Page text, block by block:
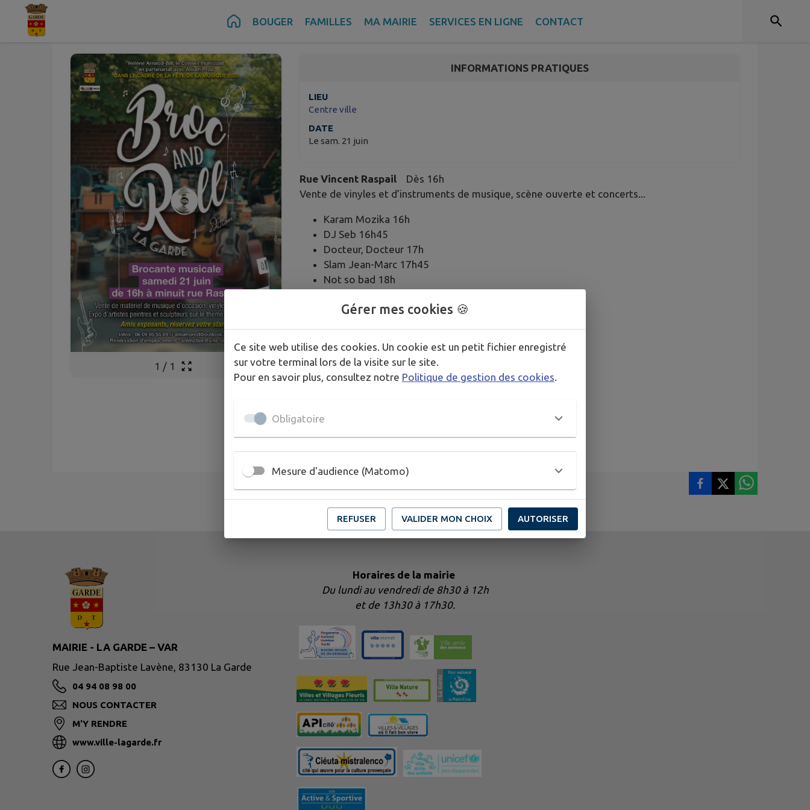
Contenu Pied de page BOUGER FAMILLES MA MAIRIE SERVICES EN LIGNE CONTACT
1 / 1
INFORMATIONS PRATIQUES
LIEU
Centre ville
DATE
Le sam. 21 juin
Rue Vincent Raspail Dès 16h
Vente de vinyles et d’instruments de musique, scène ouverte et concerts...
Karam Mozika 16h
DJ Seb 16h45
Docteur, Docteur 17h
Slam Jean-Marc 17h45
Not so bad 18h
Jack box 19h
Hoppipoppies acc 19h45
DJ Seb 20h15 - Harp yo time 21h
MAIRIE - LA GARDE – VAR
Rue Jean-Baptiste Lavène, 83130 La Garde
04 94 08 98 00
NOUS CONTACTER
M'Y RENDRE
www.ville-lagarde.fr
Horaires de la mairie
Du lundi au vendredi de 8h30 à 12h
et de 13h30 à 17h30.
Gérer mes cookies 🍪
Ce site web utilise des cookies. Un cookie est un petit fichier enregistré
sur votre terminal lors de la visite sur le site.
Pour en savoir plus, consultez notre Politique de gestion des cookies.
Obligatoire
Mesure d'audience (Matomo)
REFUSER VALIDER MON CHOIX AUTORISER